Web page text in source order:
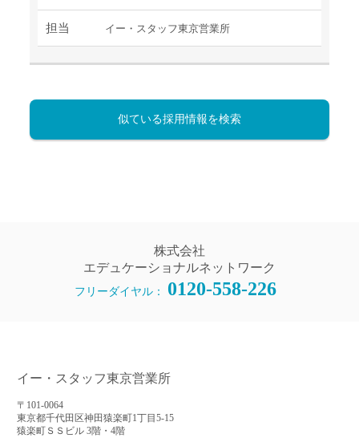
担当 イー・スタッフ東京営業所
似ている採用情報を検索
株式会社
エデュケーショナルネットワーク
フリーダイヤル： 0120-558-226
イー・スタッフ東京営業所
〒101-0064
東京都千代田区神田猿楽町1丁目5-15
猿楽町ＳＳビル 3階・4階